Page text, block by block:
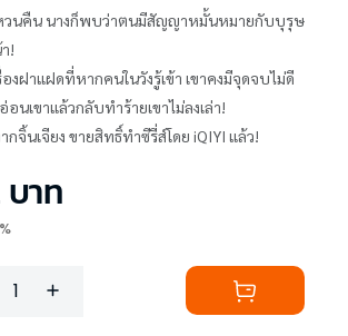
วนคืน นางก็พบว่าตนมีสัญญาหมั้นหมายกับบุรุษ
!
งฝาแฝดที่หากคนในวังรู้เข้า เขาคงมีจุดจบไม่ดี
นเขาแล้วกลับทำร้ายเขาไม่ลงเล่า!
จิ้นเจียง ขายสิทธิ์ทำซีรี่ส์โดย iQIYI แล้ว!
บาท
%